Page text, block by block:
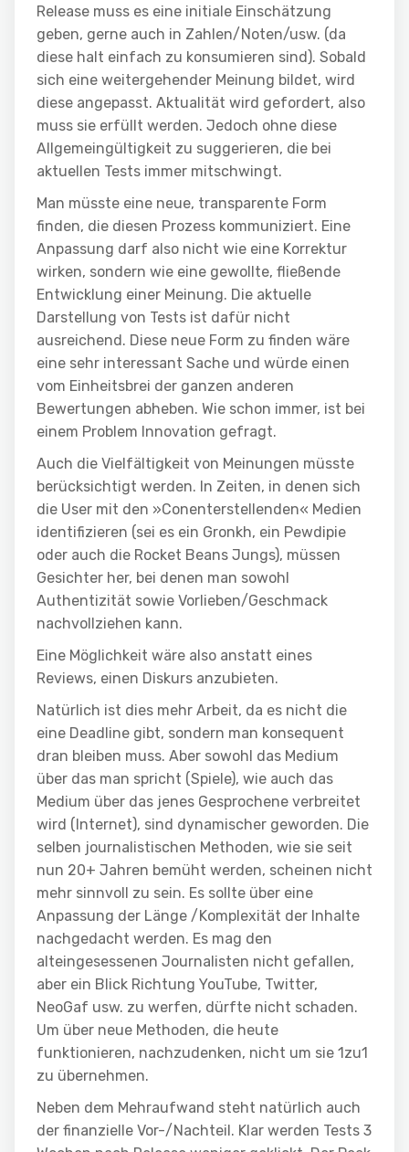
Release muss es eine initiale Einschätzung
geben, gerne auch in Zahlen/Noten/usw. (da
diese halt einfach zu konsumieren sind). Sobald
sich eine weitergehender Meinung bildet, wird
diese angepasst. Aktualität wird gefordert, also
muss sie erfüllt werden. Jedoch ohne diese
Allgemeingültigkeit zu suggerieren, die bei
aktuellen Tests immer mitschwingt.
Man müsste eine neue, transparente Form
finden, die diesen Prozess kommuniziert. Eine
Anpassung darf also nicht wie eine Korrektur
wirken, sondern wie eine gewollte, fließende
Entwicklung einer Meinung. Die aktuelle
Darstellung von Tests ist dafür nicht
ausreichend. Diese neue Form zu finden wäre
eine sehr interessant Sache und würde einen
vom Einheitsbrei der ganzen anderen
Bewertungen abheben. Wie schon immer, ist bei
einem Problem Innovation gefragt.
Auch die Vielfältigkeit von Meinungen müsste
berücksichtigt werden. In Zeiten, in denen sich
die User mit den »Conenterstellenden« Medien
identifizieren (sei es ein Gronkh, ein Pewdipie
oder auch die Rocket Beans Jungs), müssen
Gesichter her, bei denen man sowohl
Authentizität sowie Vorlieben/Geschmack
nachvollziehen kann.
Eine Möglichkeit wäre also anstatt eines
Reviews, einen Diskurs anzubieten.
Natürlich ist dies mehr Arbeit, da es nicht die
eine Deadline gibt, sondern man konsequent
dran bleiben muss. Aber sowohl das Medium
über das man spricht (Spiele), wie auch das
Medium über das jenes Gesprochene verbreitet
wird (Internet), sind dynamischer geworden. Die
selben journalistischen Methoden, wie sie seit
nun 20+ Jahren bemüht werden, scheinen nicht
mehr sinnvoll zu sein. Es sollte über eine
Anpassung der Länge /Komplexität der Inhalte
nachgedacht werden. Es mag den
alteingesessenen Journalisten nicht gefallen,
aber ein Blick Richtung YouTube, Twitter,
NeoGaf usw. zu werfen, dürfte nicht schaden.
Um über neue Methoden, die heute
funktionieren, nachzudenken, nicht um sie 1zu1
zu übernehmen.
Neben dem Mehraufwand steht natürlich auch
der finanzielle Vor-/Nachteil. Klar werden Tests 3